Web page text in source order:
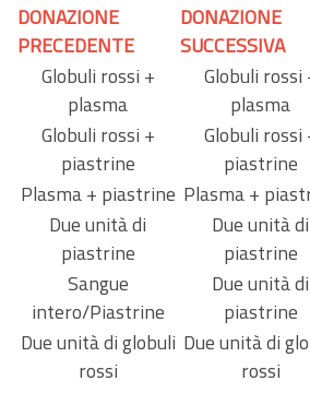
DONAZIONE
PRECEDENTE
DONAZIONE
SUCCESSIVA
Globuli rossi +
plasma
Globuli rossi
plasma
Globuli rossi +
piastrine
Globuli rossi
piastrine
Plasma + piastrine Plasma +
Due unità di
piastrine
Due unità di
piastrine
Sangue
intero/Piastrine
Due unità di
piastrine
Due unità di globuli
rossi
Due unità di
rossi